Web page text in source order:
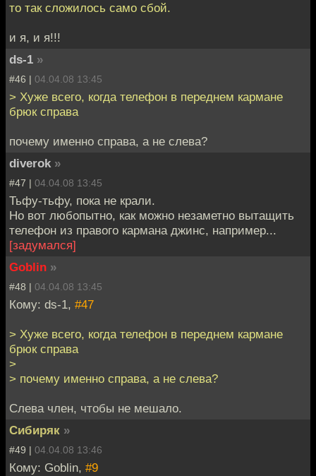
то так сложилось само сбой.
и я, и я!!!
ds-1 »
#46 | 04.04.08 13:45
> Хуже всего, когда телефон в переднем кармане
брюк справа
почему именно справа, а не слева?
diverok »
#47 | 04.04.08 13:45
Тьфу-тьфу, пока не крали.
Но вот любопытно, как можно незаметно вытащить
телефон из правого кармана джинс, например...
[задумался]
Goblin »
#48 | 04.04.08 13:45
Кому: ds-1, #47
> Хуже всего, когда телефон в переднем кармане
брюк справа
>
> почему именно справа, а не слева?
Слева член, чтобы не мешало.
Сибиряк »
#49 | 04.04.08 13:46
Кому: Goblin, #9